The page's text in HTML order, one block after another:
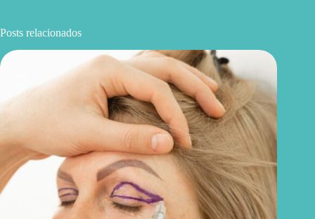
Posts relacionados